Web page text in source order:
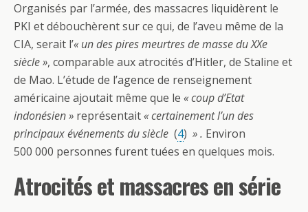
Organisés par l’armée, des massacres liquidèrent le
PKI et débouchèrent sur ce qui, de l’aveu même de la
CIA, serait l’« un des pires meurtres de masse du XXe
siècle », comparable aux atrocités d’Hitler, de Staline et
de Mao. L’étude de l’agence de renseignement
américaine ajoutait même que le « coup d’Etat
indonésien » représentait« certainement l’un des
principaux événements du siècle (4) » . Environ
500 000 personnes furent tuées en quelques mois.
Atrocités et massacres en série